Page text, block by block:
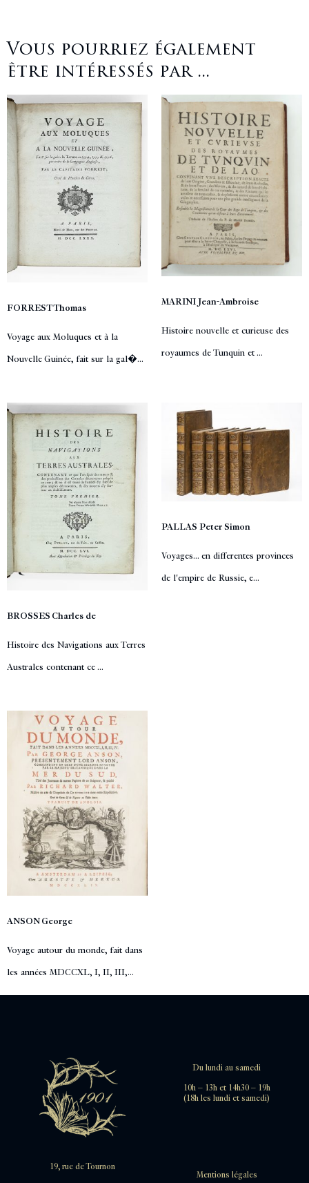
Vous pourriez également
être intéressés par ...
FORREST Thomas
Voyage aux Moluques et à la
Nouvelle Guinée, fait sur la gal�...
MARINI Jean-Ambroise
Histoire nouvelle et curieuse des
royaumes de Tunquin et ...
BROSSES Charles de
Histoire des Navigations aux Terres
Australes contenant ce ...
PALLAS Peter Simon
Voyages... en differentes provinces
de l'empire de Russie, e...
ANSON George
Voyage autour du monde, fait dans
les années MDCCXL, I, II, III,...
Du lundi au samedi
10h – 13h et 14h30 – 19h
(18h les lundi et samedi)
19, rue de Tournon
Mentions légales